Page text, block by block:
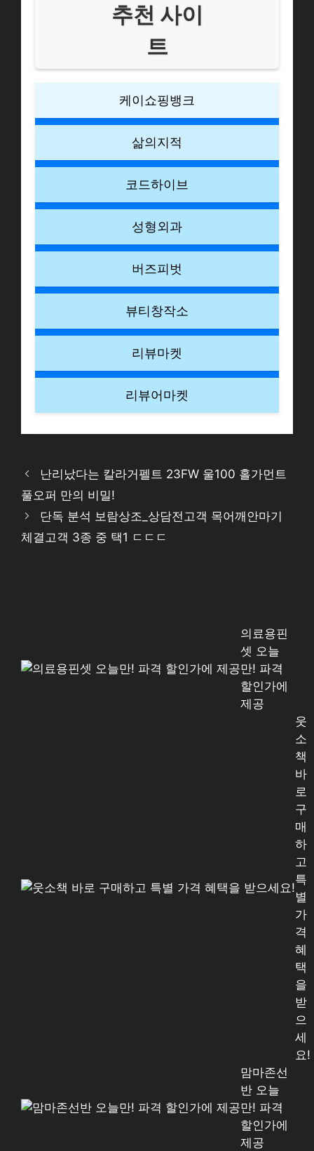
추천 사이
트
케이쇼핑뱅크
삶의지적
코드하이브
성형외과
버즈피벗
뷰티창작소
리뷰마켓
리뷰어마켓
난리났다는 칼라거펠트 23FW 울100 홀가먼트
풀오퍼 만의 비밀!
단독 분석 보람상조_상담전고객 목어깨안마기
체결고객 3종 중 택1 ㄷㄷㄷ
의료용핀
셋 오늘
만! 파격
할인가에
제공
웃
소
책
바
로
구
매
하
고
특
별
가
격
혜
택
을
받
으
세
요!
맘마존선
반 오늘
만! 파격
할인가에
제공